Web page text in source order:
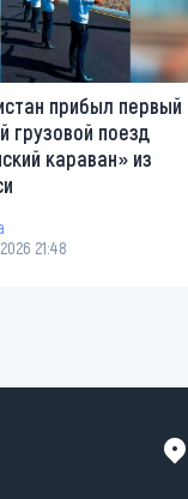
прибыл первый
грузовой поезд
караван» из
21:48